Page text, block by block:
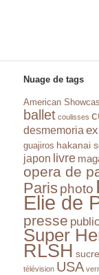
Nuage de tags
American
ballet coulisses
desmemoria
guajiros hakanai
japon livre
opera de
Paris photo
Elie de
presse
Super
RLSH sucre
télévision USA